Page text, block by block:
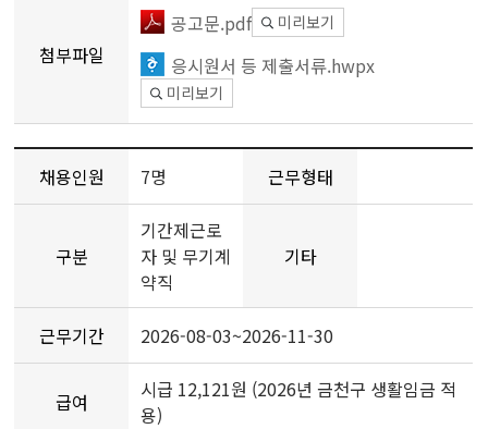
첨부파일
공고문.pdf 미리보기
응시원서 등 제출서류.hwpx
미리보기
채용인원 7명 근무형태
구분
기간제근로
자 및 무기계
약직
기타
근무기간 2026-08-03~2026-11-30
급여
시급 12,121원 (2026년 금천구 생활임금 적
용)